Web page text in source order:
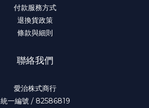
付款服務方式
退換貨政策
條款與細則
聯絡我們
愛治株式商行
統一編號 / 82586819